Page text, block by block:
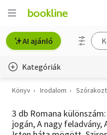
AI ajánló
Kategóriák
Életmód, egészség
Erotika
Könyv Irodalom
3 db Romana
jogán, A nagy feladvány,